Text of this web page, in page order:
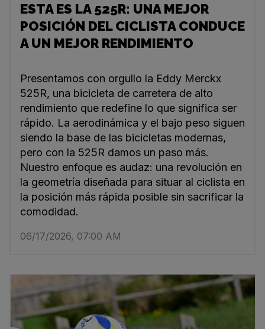
ESTA ES LA 525R: UNA MEJOR
POSICIÓN DEL CICLISTA CONDUCE
A UN MEJOR RENDIMIENTO
Presentamos con orgullo la Eddy Merckx
525R, una bicicleta de carretera de alto
rendimiento que redefine lo que significa ser
rápido. La aerodinámica y el bajo peso siguen
siendo la base de las bicicletas modernas,
pero con la 525R damos un paso más.
Nuestro enfoque es audaz: una revolución en
la geometría diseñada para situar al ciclista en
la posición más rápida posible sin sacrificar la
comodidad.
06/17/2026, 07:00 AM